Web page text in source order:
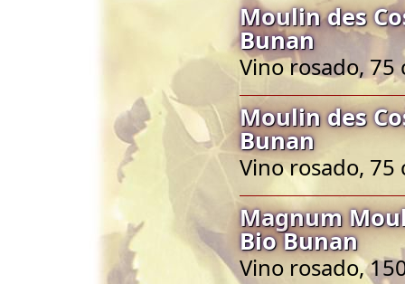
Moulin des
Bunan
Vino rosado, 75
Moulin des
Bunan
Vino rosado, 75
Magnum
Bio Bunan
Vino rosado,